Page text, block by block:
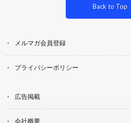
Back to Top
メルマガ会員登録
プライバシーポリシー
広告掲載
会社概要